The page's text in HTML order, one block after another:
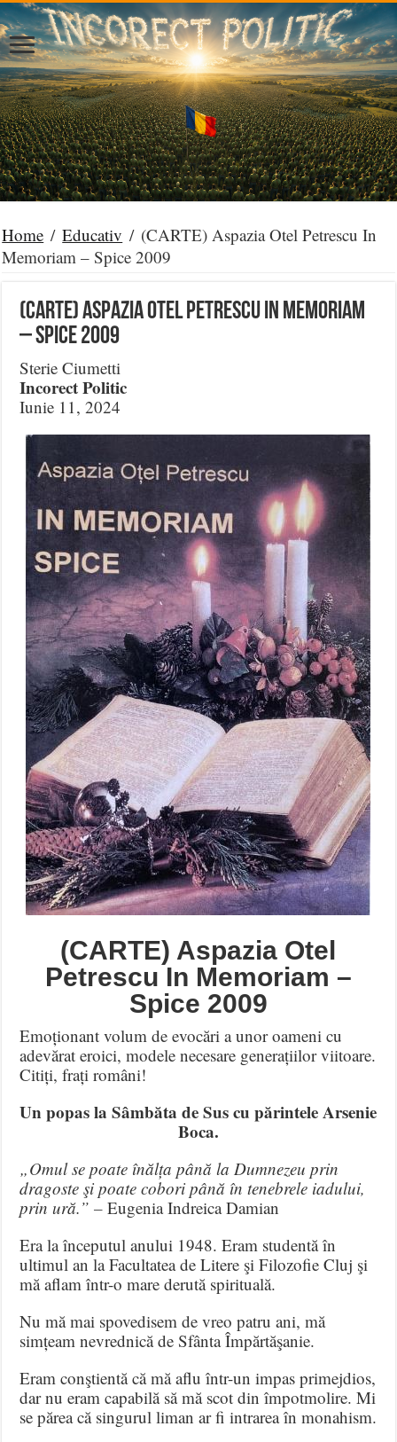
Home / Educativ / (CARTE) Aspazia Otel Petrescu In
Memoriam – Spice 2009
(CARTE) Aspazia Otel Petrescu In Memoriam
– Spice 2009
Sterie Ciumetti
Incorect Politic
Iunie 11, 2024
(CARTE) Aspazia Otel
Petrescu In Memoriam –
Spice 2009
Emoționant volum de evocări a unor oameni cu
adevărat eroici, modele necesare generațiilor viitoare.
Citiți, frați români!
Un popas la Sâmbăta de Sus cu părintele Arsenie
Boca.
„Omul se poate înălța până la Dumnezeu prin
dragoste şi poate cobori până în tenebrele iadului,
prin ură.” – Eugenia Indreica Damian
Era la începutul anului 1948. Eram studentă în
ultimul an la Facultatea de Litere şi Filozofie Cluj şi
mă aflam într-o mare derută spirituală.
Nu mă mai spovedisem de vreo patru ani, mă
simțeam nevrednică de Sfânta Împărtăşanie.
Eram conştientă că mă aflu într-un impas primejdios,
dar nu eram capabilă să mă scot din împotmolire. Mi
se părea că singurul liman ar fi intrarea în monahism.